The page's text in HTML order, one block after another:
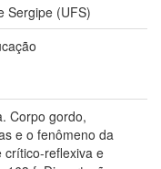
Sergipe (UFS)
Corpo gordo,
e o fenômeno da
crítico-reflexiva e